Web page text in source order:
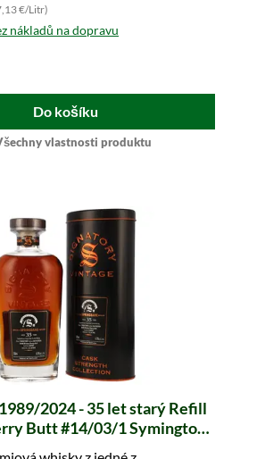
€/Litr)
nákladů na dopravu
Do košíku
vlastnosti produktu
2024 - 35 let starý Refill
Butt #14/03/1 Symingtons